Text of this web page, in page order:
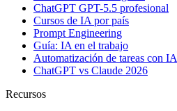
ChatGPT GPT-5.5 profesional
Cursos de IA por país
Prompt Engineering
Guía: IA en el trabajo
Automatización de tareas con IA
ChatGPT vs Claude 2026
Recursos